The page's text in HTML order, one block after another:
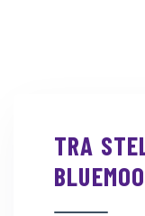
TRA